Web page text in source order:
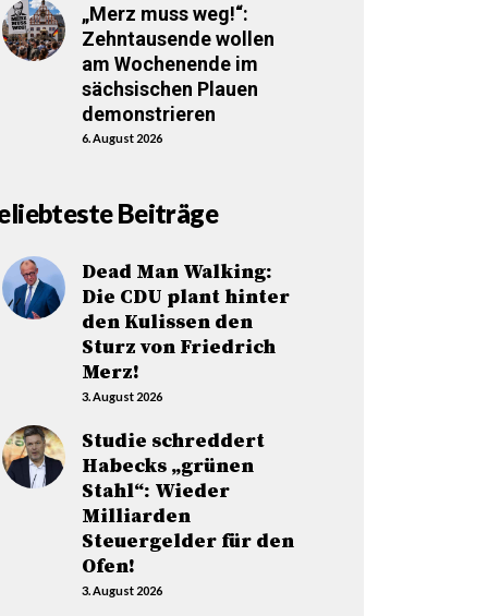
„Merz muss weg!“:
Zehntausende wollen
am Wochenende im
sächsischen Plauen
demonstrieren
6. August 2026
Beiträge
Dead Man Walking:
Die CDU plant hinter
den Kulissen den
Sturz von Friedrich
Merz!
3. August 2026
Studie schreddert
Habecks „grünen
Stahl“: Wieder
Milliarden
Steuergelder für den
Ofen!
3. August 2026